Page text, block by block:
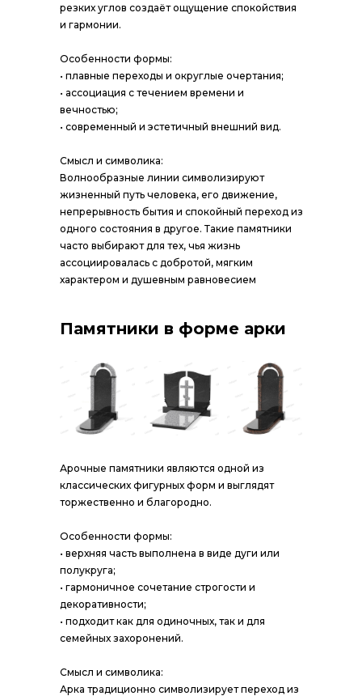
резких углов создаёт ощущение спокойствия
и гармонии.
Особенности формы:
• плавные переходы и округлые очертания;
• ассоциация с течением времени и
вечностью;
• современный и эстетичный внешний вид.
Смысл и символика:
Волнообразные линии символизируют
жизненный путь человека, его движение,
непрерывность бытия и спокойный переход из
одного состояния в другое. Такие памятники
часто выбирают для тех, чья жизнь
ассоциировалась с добротой, мягким
характером и душевным равновесием
Арочные памятники являются одной из
классических фигурных форм и выглядят
торжественно и благородно.
Особенности формы:
• верхняя часть выполнена в виде дуги или
полукруга;
• гармоничное сочетание строгости и
декоративности;
• подходит как для одиночных, так и для
семейных захоронений.
Смысл и символика:
Арка традиционно символизирует переход из
Памятники в форме арки